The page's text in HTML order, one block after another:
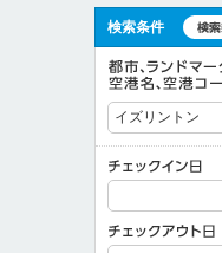
検索条件